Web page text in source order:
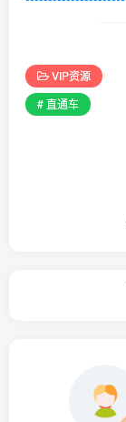
VIP资源
# 直通车